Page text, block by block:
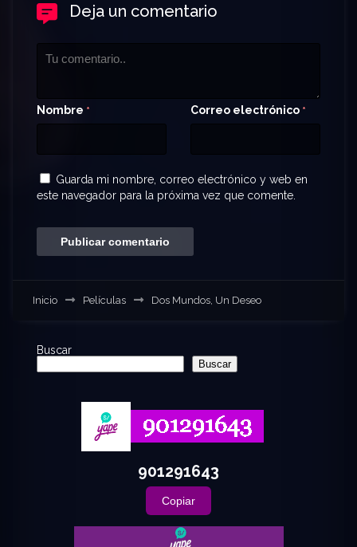
Deja un comentario
Nombre * Correo electrónico *
Guarda mi nombre, correo electrónico y web en
este navegador para la próxima vez que comente.
Inicio Películas Dos Mundos, Un Deseo
Buscar
Buscar
901291643
Copiar